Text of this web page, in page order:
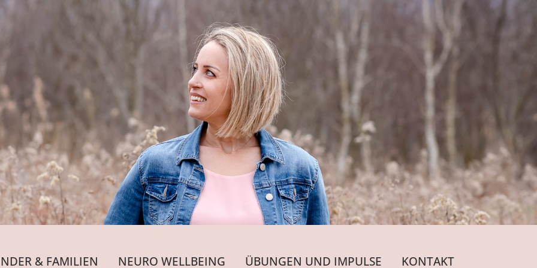
& FAMILIEN NEURO WELLBEING ÜBUNGEN UND IMPULSE KONTAKT